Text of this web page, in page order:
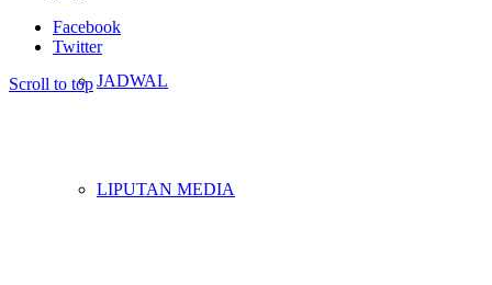
JADWAL
LIPUTAN MEDIA
Facebook
Twitter
Scroll to top